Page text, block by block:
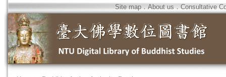
Site map．About us．Consultative